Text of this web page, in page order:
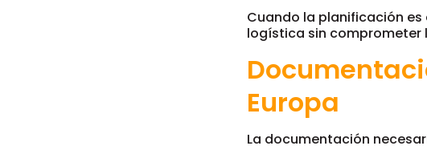
Cuando la planificación
logística sin comprometer
Europa
La documentación